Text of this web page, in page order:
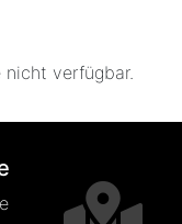
nicht verfügbar.